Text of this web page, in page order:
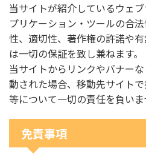
当サイトが紹介しているウェ
プリケーション・ツールの合
性、適切性、著作権の許諾や
は一切の保証を致し兼ねます。
当サイトからリンクやバナー
動された場合、移動先サイト
等について一切の責任を負いま
免責事項